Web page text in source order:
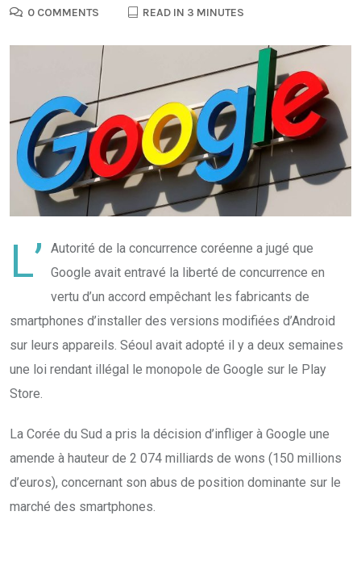
0 COMMENTS
READ IN 3 MINUTES
L’
Autorité de la concurrence coréenne a jugé que
Google avait entravé la liberté de concurrence en
vertu d’un accord empêchant les fabricants de
smartphones d’installer des versions modifiées d’Android
sur leurs appareils. Séoul avait adopté il y a deux semaines
une loi rendant illégal le monopole de Google sur le Play
Store.
La Corée du Sud a pris la décision d’infliger à Google une
amende à hauteur de 2 074 milliards de wons (150 millions
d’euros), concernant son abus de position dominante sur le
marché des smartphones.